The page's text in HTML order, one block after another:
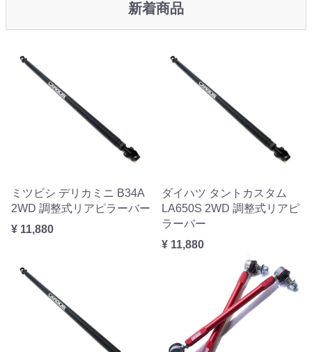
新着商品
ミツビシ デリカミニ B34A
2WD 調整式リアピラーバー
¥ 11,880
ダイハツ タントカスタム
LA650S 2WD 調整式リアピ
ラーバー
¥ 11,880